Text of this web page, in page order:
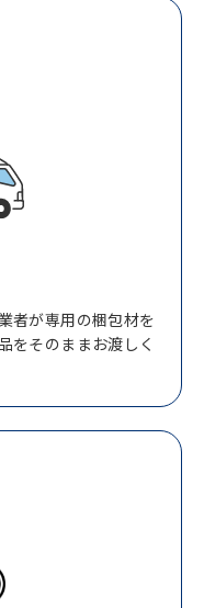
者が専用の梱包材を
をそのままお渡しく